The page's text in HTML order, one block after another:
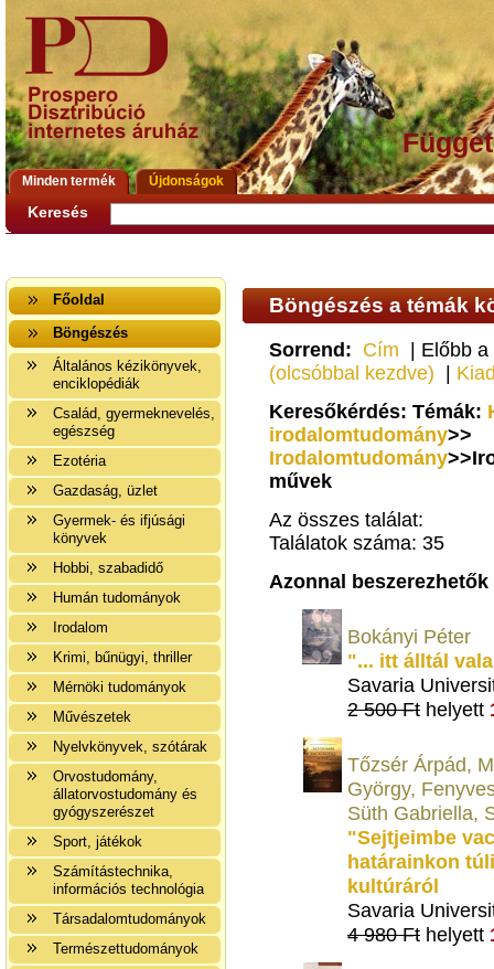
Minden termék Újdonságok
Keresés
Főoldal
Böngészés
Általános kézikönyvek,
enciklopédiák
Család, gyermeknevelés,
egészség
Ezotéria
Gazdaság, üzlet
Gyermek- és ifjúsági
könyvek
Hobbi, szabadidő
Humán tudományok
Irodalom
Krimi, bűnügyi, thriller
Mérnöki tudományok
Művészetek
Nyelvkönyvek, szótárak
Orvostudomány,
állatorvostudomány és
gyógyszerészet
Sport, játékok
Számítástechnika,
információs technológia
Társadalomtudományok
Természettudományok
Böngészés a témák
Sorrend: Cím | Előbb
(olcsóbbal kezdve)
Keresőkérdés: Témák:
irodalomtudomány>>
Irodalomtudomány
művek
Az összes találat:
Találatok száma: 35
Azonnal beszerezhetők
Bokányi Péter
"... itt álltál
Savaria
2 500 Ft helyett
Tőzsér Árpád,
György,
Süth Gabriella,
"Sejtjeimbe
határainkon
kultúráról
Savaria
4 980 Ft helyett